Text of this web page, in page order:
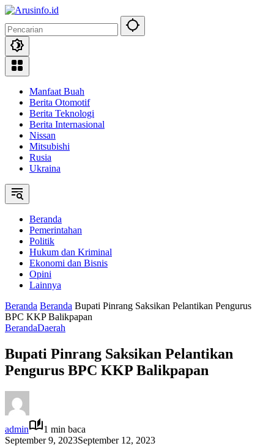
Langsung
konten
Manfaat Buah
Berita Otomotif
Berita Teknologi
Berita Internasional
Nissan
Mitsubishi
Rusia
Ukraina
Beranda
Pemerintahan
Politik
Hukum dan Kriminal
Ekonomi dan Bisnis
Opini
Lainnya
Beranda Beranda Bupati Pinrang Saksikan Pelantikan Pengurus
BPC KKP Balikpapan
BerandaDaerah
Bupati Pinrang Saksikan Pelantikan
Pengurus BPC KKP Balikpapan
admin
1 min baca
September 9, 2023September 12, 2023